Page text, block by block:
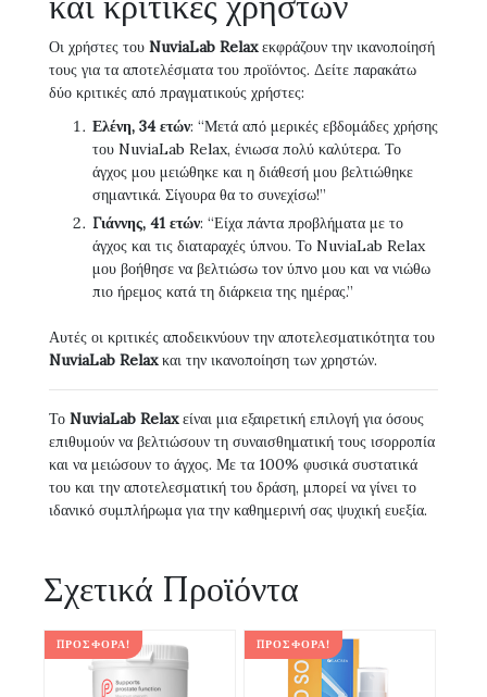
Οι χρήστες του NuviaLab Relaxεκφράζουν την ικανοποίησή
τους για τα αποτελέσματα του προϊόντος. Δείτε παρακάτω
δύο κριτικές από πραγματικούς χρήστες:
Ελένη, 34 ετών: “Μετά από μερικές εβδομάδες χρήσης
του NuviaLab Relax, ένιωσα πολύ καλύτερα. Το
άγχος μου μειώθηκε και η διάθεσή μου βελτιώθηκε
σημαντικά. Σίγουρα θα το συνεχίσω!”
Γιάννης, 41 ετών: “Είχα πάντα προβλήματα με το
άγχος και τις διαταραχές ύπνου. Το NuviaLab Relax
μου βοήθησε να βελτιώσω τον ύπνο μου και να νιώθω
πιο ήρεμος κατά τη διάρκεια της ημέρας.”
Αυτές οι κριτικές αποδεικνύουν την αποτελεσματικότητα του
NuviaLab Relaxκαι την ικανοποίηση των χρηστών.
Το NuviaLab Relaxείναι μια εξαιρετική επιλογή για όσους
επιθυμούν να βελτιώσουν τη συναισθηματική τους ισορροπία
και να μειώσουν το άγχος. Με τα 100% φυσικά συστατικά
του και την αποτελεσματική του δράση, μπορεί να γίνει το
ιδανικό συμπλήρωμα για την καθημερινή σας ψυχική ευεξία.
Σχετικά Προϊόντα
ΠΡΟΣΦΟΡΆ! ΠΡΟΣΦΟΡΆ!